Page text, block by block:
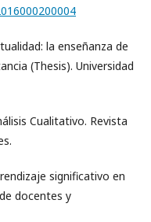
la enseñanza de
(Thesis). Universidad
Cualitativo. Revista
significativo en
docentes y